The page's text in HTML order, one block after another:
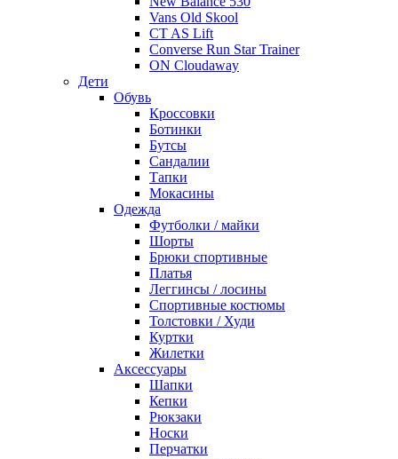
Vans Old Skool
CT AS Lift
Converse Run Star Trainer
ON Cloudaway
Дети
Обувь
Кроссовки
Ботинки
Бутсы
Сандалии
Тапки
Мокасины
Одежда
Футболки / майки
Шорты
Брюки спортивные
Платья
Леггинсы / лосины
Спортивные костюмы
Толстовки / Худи
Куртки
Жилетки
Аксессуары
Шапки
Кепки
Рюкзаки
Носки
Перчатки